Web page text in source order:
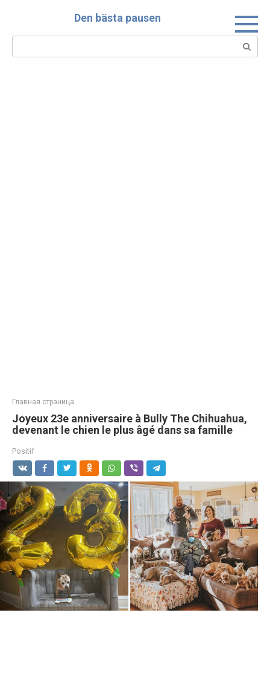
Den bästa pausen
Search:
Главная страница
Joyeux 23e anniversaire à Bully The Chihuahua,
devenant le chien le plus âgé dans sa famille
Positif